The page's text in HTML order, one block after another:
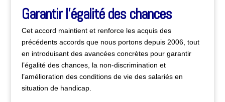
Garantir l’égalité des chances
Cet accord maintient et renforce les acquis des
précédents accords que nous portons depuis 2006, tout
en introduisant des avancées concrètes pour garantir
l’égalité des chances, la non-discrimination et
l’amélioration des conditions de vie des salariés en
situation de handicap.